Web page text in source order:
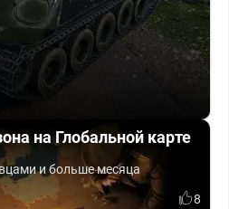
на Глобальной карте
и больше месяца
8